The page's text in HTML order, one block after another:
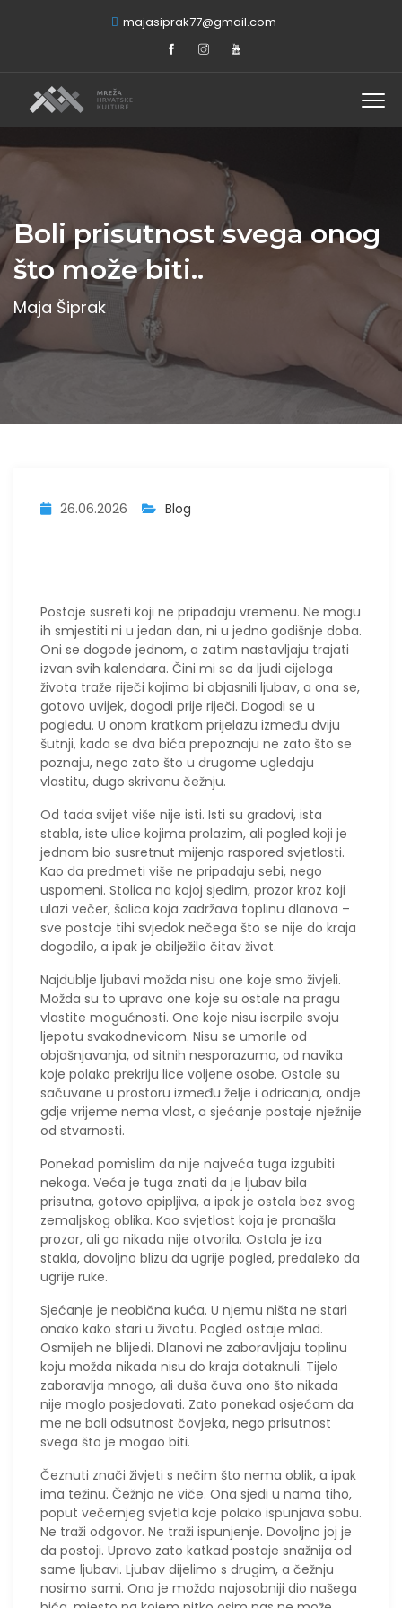
majasiprak77@gmail.com
Boli prisutnost svega onog
što može biti..
Maja Šiprak
26.06.2026 Blog
Postoje susreti koji ne pripadaju vremenu. Ne mogu
ih smjestiti ni u jedan dan, ni u jedno godišnje doba.
Oni se dogode jednom, a zatim nastavljaju trajati
izvan svih kalendara. Čini mi se da ljudi cijeloga
života traže riječi kojima bi objasnili ljubav, a ona se,
gotovo uvijek, dogodi prije riječi. Dogodi se u
pogledu. U onom kratkom prijelazu između dviju
šutnji, kada se dva bića prepoznaju ne zato što se
poznaju, nego zato što u drugome ugledaju
vlastitu, dugo skrivanu čežnju.
Od tada svijet više nije isti. Isti su gradovi, ista
stabla, iste ulice kojima prolazim, ali pogled koji je
jednom bio susretnut mijenja raspored svjetlosti.
Kao da predmeti više ne pripadaju sebi, nego
uspomeni. Stolica na kojoj sjedim, prozor kroz koji
ulazi večer, šalica koja zadržava toplinu dlanova –
sve postaje tihi svjedok nečega što se nije do kraja
dogodilo, a ipak je obilježilo čitav život.
Najdublje ljubavi možda nisu one koje smo živjeli.
Možda su to upravo one koje su ostale na pragu
vlastite mogućnosti. One koje nisu iscrpile svoju
ljepotu svakodnevicom. Nisu se umorile od
objašnjavanja, od sitnih nesporazuma, od navika
koje polako prekriju lice voljene osobe. Ostale su
sačuvane u prostoru između želje i odricanja, ondje
gdje vrijeme nema vlast, a sjećanje postaje nježnije
od stvarnosti.
Ponekad pomislim da nije najveća tuga izgubiti
nekoga. Veća je tuga znati da je ljubav bila
prisutna, gotovo opipljiva, a ipak je ostala bez svog
zemaljskog oblika. Kao svjetlost koja je pronašla
prozor, ali ga nikada nije otvorila. Ostala je iza
stakla, dovoljno blizu da ugrije pogled, predaleko da
ugrije ruke.
Sjećanje je neobična kuća. U njemu ništa ne stari
onako kako stari u životu. Pogled ostaje mlad.
Osmijeh ne blijedi. Dlanovi ne zaboravljaju toplinu
koju možda nikada nisu do kraja dotaknuli. Tijelo
zaboravlja mnogo, ali duša čuva ono što nikada
nije moglo posjedovati. Zato ponekad osjećam da
me ne boli odsutnost čovjeka, nego prisutnost
svega što je mogao biti.
Čeznuti znači živjeti s nečim što nema oblik, a ipak
ima težinu. Čežnja ne viče. Ona sjedi u nama tiho,
poput večernjeg svjetla koje polako ispunjava sobu.
Ne traži odgovor. Ne traži ispunjenje. Dovoljno joj je
da postoji. Upravo zato katkad postaje snažnija od
same ljubavi. Ljubav dijelimo s drugim, a čežnju
nosimo sami. Ona je možda najosobniji dio našega